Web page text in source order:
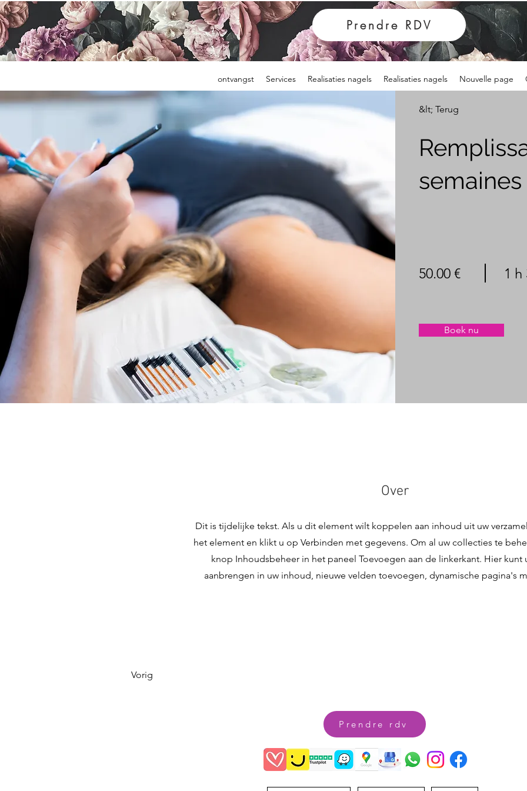
Prendre RDV
ontvangst Services Realisaties nagels Realisaties nagels Nouvelle page
&lt; Terug
semaines
50.00 € 1 h
Boek nu
Over
Dit is tijdelijke tekst. Als u dit element wilt koppelen aan inhoud uit uw
het element en klikt u op Verbinden met gegevens. Om al uw collecties te
knop Inhoudsbeheer in het paneel Toevoegen aan de linkerkant. Hier kunt
aanbrengen in uw inhoud, nieuwe velden toevoegen, dynamische pagina's
Vorig
Prendre rdv